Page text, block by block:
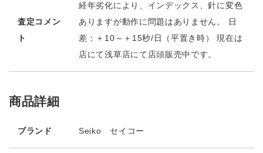
査定コメン
ト
経年劣化により、インデックス、針に変色
ありますが動作に問題はありません。 日
差：＋10～＋15秒/日（平置き時） 現在は
店にて浅草店にて店頭販売中です。
商品詳細
ブランド Seiko セイコー